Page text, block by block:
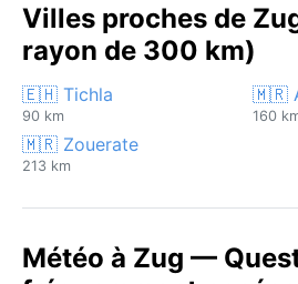
Villes proches de
rayon de 300 km)
🇪🇭 Tichla
90 km
🇲🇷
160
🇲🇷 Zouerate
213 km
Météo à Zug —